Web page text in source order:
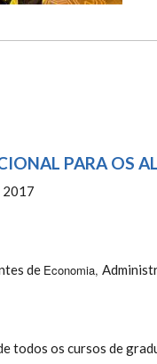
PARA OS
2017
de Economia,
todos os cursos de